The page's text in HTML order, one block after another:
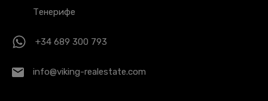
Тенерифе
+34 689 300 793
info@viking-realestate.com